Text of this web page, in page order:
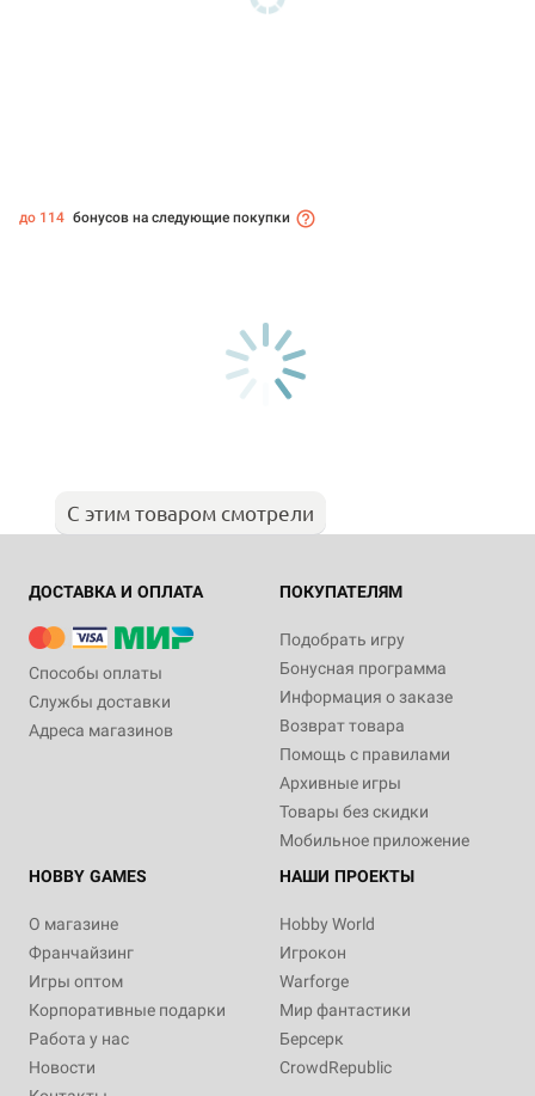
до 114 бонусов на следующие покупки
С этим товаром смотрели
ДОСТАВКА И ОПЛАТА
Способы оплаты
Службы доставки
Адреса магазинов
ПОКУПАТЕЛЯМ
Подобрать игру
Бонусная программа
Информация о заказе
Возврат товара
Помощь с правилами
Архивные игры
Товары без скидки
Мобильное приложение
HOBBY GAMES
О магазине
Франчайзинг
Игры оптом
Корпоративные подарки
Работа у нас
Новости
НАШИ ПРОЕКТЫ
Hobby World
Игрокон
Warforge
Мир фантастики
Берсерк
CrowdRepublic